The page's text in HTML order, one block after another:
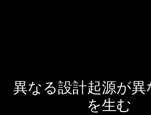
異なる設計起源が異
を生む